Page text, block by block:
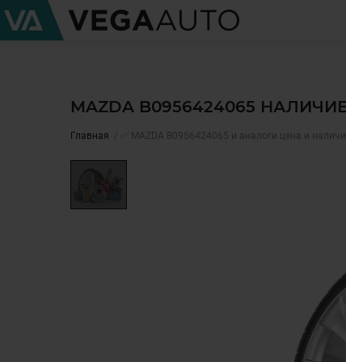
MAZDA B0956424065
Главная ✅ MAZDA B0956424065 и аналоги цена и наличие